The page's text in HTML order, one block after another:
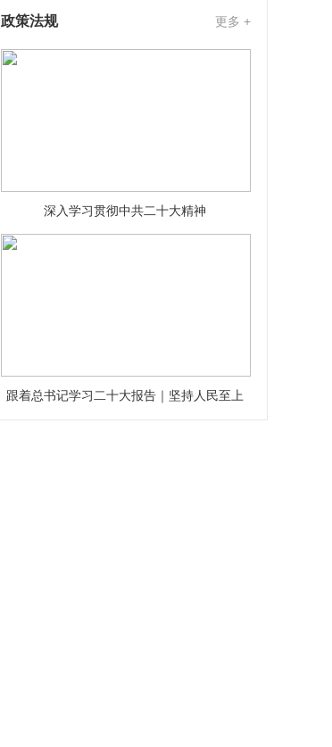
政策法规 更多 +
深入学习贯彻中共二十大精神
跟着总书记学习二十大报告｜坚持人民至上